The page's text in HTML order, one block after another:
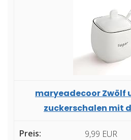
maryeadecoor Zwölf
zuckerschalen mit
9,99 EUR